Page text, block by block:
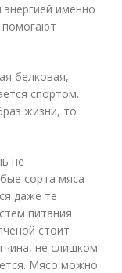
именно
помогают
белковая,
спортом.
жизни, то
не
сорта мяса —
даже те
питания
стоит
не слишком
Мясо можно